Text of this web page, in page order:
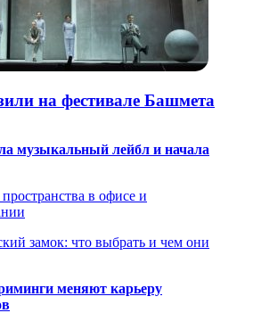
на фестивале Башмета
музыкальный лейбл и начала
в офисе и
замок: что выбрать и чем они
меняют карьеру